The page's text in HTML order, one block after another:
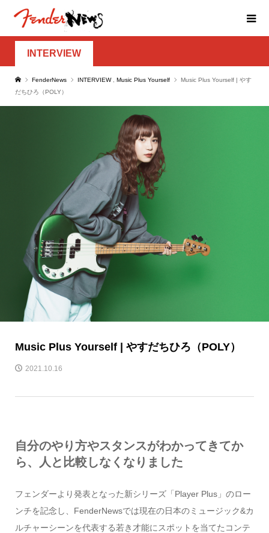
INTERVIEW
FenderNews INTERVIEW Music Plus Yourself
Music Plus Yourself | やす
だちひろ（POLY）
Music Plus Yourself | やすだちひろ（POLY）
2021.10.16
自分のやり方やスタンスがわかってきてか
ら、人と比較しなくなりました
フェンダーより発表となった新シリーズ「Player Plus」のロー
ンチを記念し、FenderNewsでは現在の日本のミュージック&カ
ルチャーシーンを代表する若き才能にスポットを当てたコンテ